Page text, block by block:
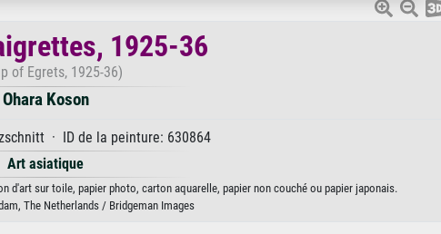
1925-36
of Egrets, 1925-36)
Ohara Koson
· ID de la peinture: 630864
Art asiatique
d'art sur toile, papier photo, carton aquarelle, papier non couché ou papier japonais.
The Netherlands / Bridgeman Images